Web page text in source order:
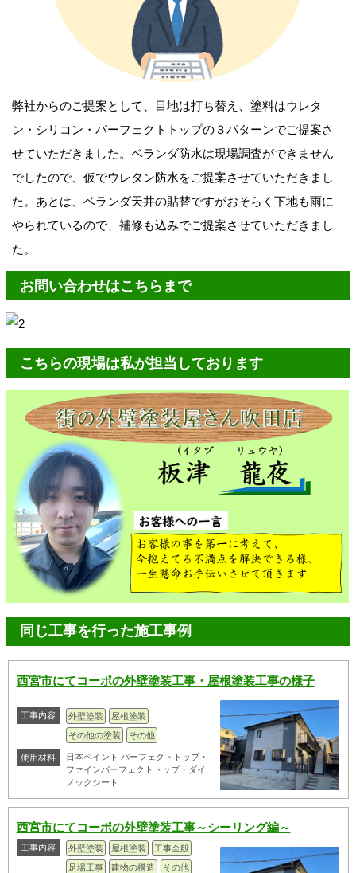
弊社からのご提案として、目地は打ち替え、塗料はウレタ
ン・シリコン・パーフェクトトップの３パターンでご提案さ
せていただきました。ベランダ防水は現場調査ができません
でしたので、仮でウレタン防水をご提案させていただきまし
た。あとは、ベランダ天井の貼替ですがおそらく下地も雨に
やられているので、補修も込みでご提案させていただきまし
た。
お問い合わせはこちらまで
こちらの現場は私が担当しております
同じ工事を行った施工事例
西宮市にてコーポの外壁塗装工事・屋根塗装工事の様子
工事内容 外壁塗装
屋根塗装
その他の塗装
その他
使用材料
日本ペイント パーフェクトトップ・
ファインパーフェクトトップ・ダイ
ノックシート
西宮市にてコーポの外壁塗装工事～シーリング編～
工事内容 外壁塗装 屋根塗装
工事全般
足場工事
建物の構造
その他